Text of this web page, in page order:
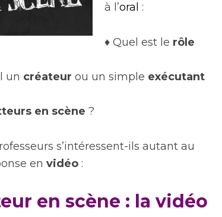
à l’oral :
♦ Quel est le rôle
un créateur ou un simple exécutant
en scène ?
s’intéressent-ils autant au
en vidéo :
en scène : la vidéo